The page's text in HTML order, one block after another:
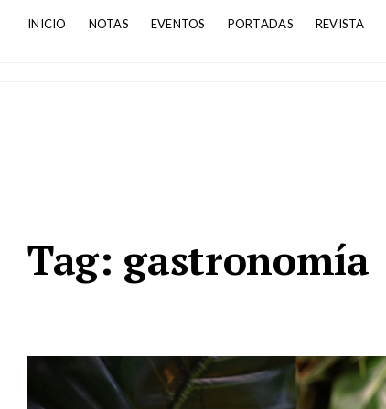
INICIO NOTAS EVENTOS PORTADAS REVISTA
Tag: gastronomía